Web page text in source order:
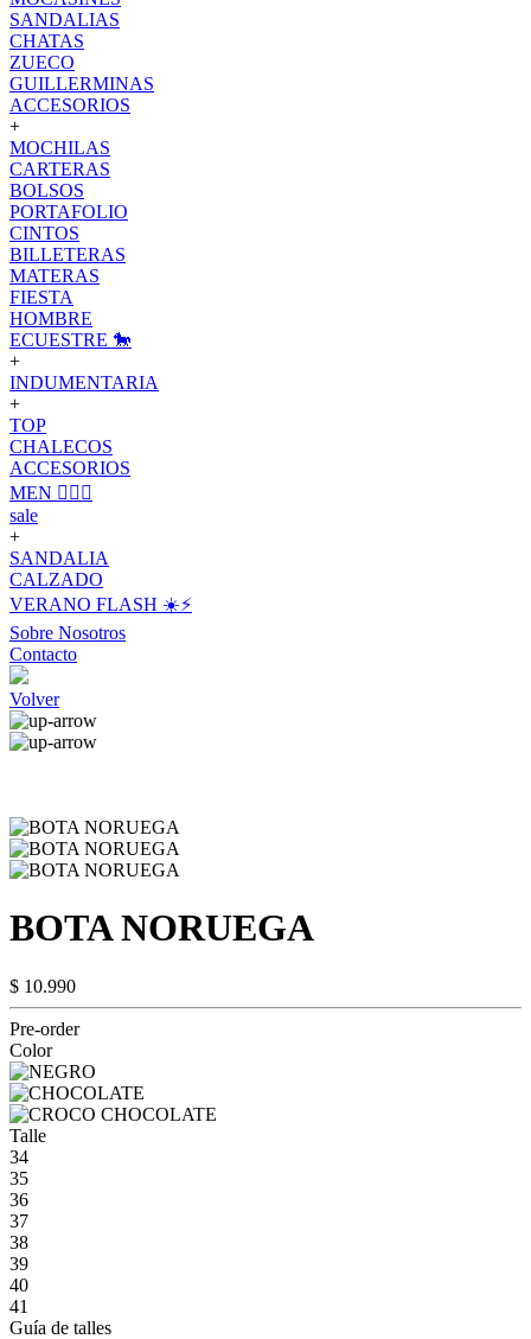
SANDALIAS
CHATAS
ZUECO
GUILLERMINAS
ACCESORIOS
+
MOCHILAS
CARTERAS
BOLSOS
PORTAFOLIO
CINTOS
BILLETERAS
MATERAS
FIESTA
HOMBRE
ECUESTRE 🐎
+
INDUMENTARIA
+
TOP
CHALECOS
ACCESORIOS
MEN 🙋🏽‍♂️
sale
+
SANDALIA
CALZADO
VERANO FLASH ☀️⚡️
Sobre Nosotros
Contacto
Volver
BOTA NORUEGA
$ 10.990
Pre-order
Color
Talle
34
35
36
37
38
39
40
41
Guía de talles